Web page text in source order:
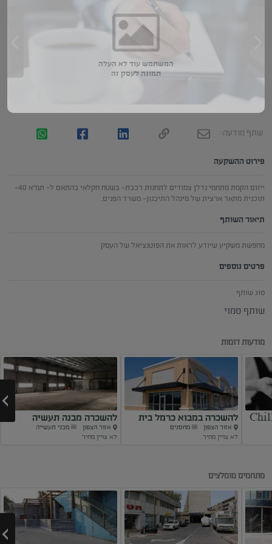
המשתמש עוד לא העלה
תמונה לעסק זה
שתף מודעה:
פירוט ההשקעה
ייזום הקמת מתחמי נדלן צמודים לתחנות רכבת- בשטח חקלאי בהתאם ל- תמ"א 40-
תוכנית מתאר ארצית של מינהל התיכנון- משרד הפנים.
תיאור השותף
מחפשת משקיע שיודע לראות את הפוטנציאל של העסק
פרטים נוספים
סוג שותף
שותף סמוי
מודעות דומות
להשכרה במבוא כרמל בית
קירור
אזור הצפון
מחסנים
לא צויין מחיר
להשכרה מבנה תעשיה
באזה”ת כרמיאל
אזור הצפון
מבני תעשייה
לא צויין מחיר
מתחמים מומלצים